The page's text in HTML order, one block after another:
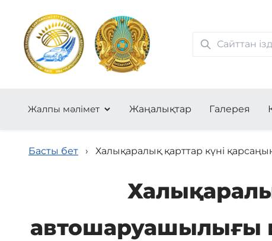
Жалпы мәлімет Жаңалықтар Галерея
Басты бет › Халықаралық қарттар күні
автошаруашылығы